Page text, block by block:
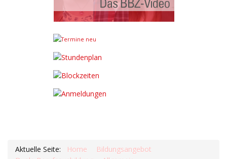
Aktuelle Seite: Home
Bildungsangebot